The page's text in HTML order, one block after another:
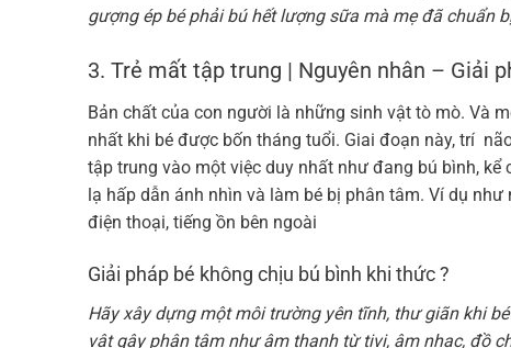
gượng ép bé phải bú hết lượng sữa mà mẹ đã chuẩn
3. Trẻ mất tập trung | Nguyên nhân – Giải
Bản chất của con người là những sinh vật tò mò. Và
nhất khi bé được bốn tháng tuổi. Giai đoạn này, trí
tập trung vào một việc duy nhất như đang bú bình,
lạ hấp dẫn ánh nhìn và làm bé bị phân tâm. Ví dụ
điện thoại, tiếng ồn bên ngoài
Giải pháp bé không chịu bú bình khi thức ?
Hãy xây dựng một môi trường yên tĩnh, thư giãn khi
vật gây phân tâm như âm thanh từ tivi, âm nhạc, đồ